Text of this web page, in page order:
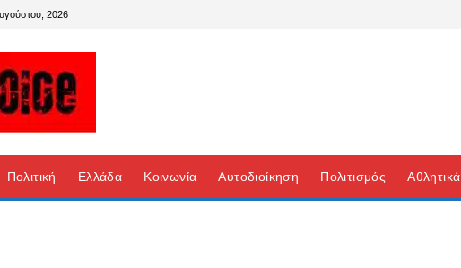
2026
Πολιτική Ελλάδα Κοινωνία Αυτοδιοίκηση Πολιτισμός Αθλητικά